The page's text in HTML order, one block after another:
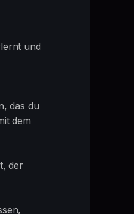
und
das du
dem
der